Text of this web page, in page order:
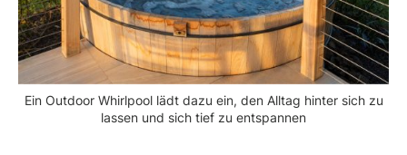
Ein Outdoor Whirlpool lädt dazu ein, den Alltag hinter sich zu
lassen und sich tief zu entspannen